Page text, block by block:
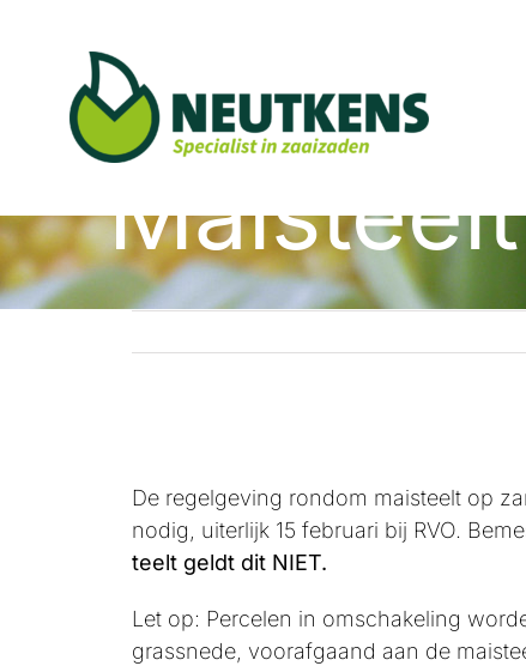
De regelgeving rondom maisteelt op
nodig, uiterlijk 15 februari bij RVO.
teelt geldt dit NIET.
Let op: Percelen in omschakeling
grassnede, voorafgaand aan de